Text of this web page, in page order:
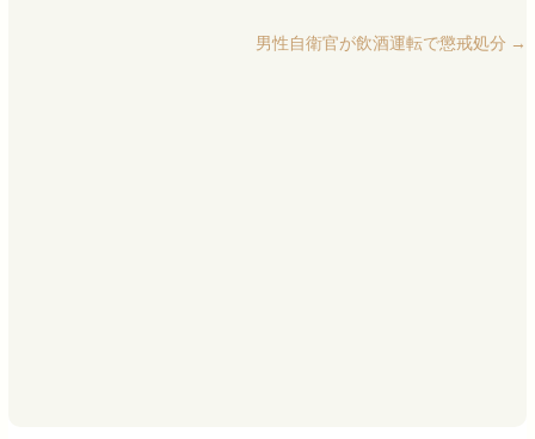
男性自衛官が飲酒運転で懲戒処分 →